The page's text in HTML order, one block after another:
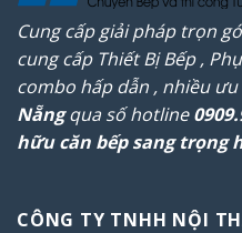
Cung cấp giải pháp trọn
cung cấp Thiết Bị Bếp ,
combo hấp dẫn , nhiều ưu
Nẵng qua số hotline
hữu căn bếp sang trọng
CÔNG TY TNHH NỘI